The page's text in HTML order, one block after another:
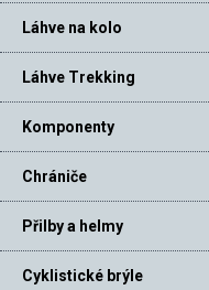
Láhve na kolo
Láhve Trekking
Komponenty
Chrániče
Přilby a helmy
Cyklistické brýle